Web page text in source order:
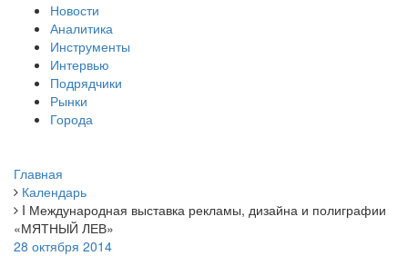
Новости
Аналитика
Инструменты
Интервью
Подрядчики
Рынки
Города
Главная
Календарь
I Международная выставка рекламы, дизайна и полиграфии
«МЯТНЫЙ ЛЕВ»
28 октября 2014